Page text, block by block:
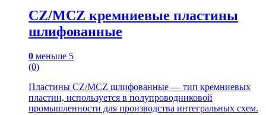
CZ/MCZ кремниевые пластины
шлифованные
0 меньше 5
(0)
Пластины CZ/MCZ шлифованные — тип кремниевых
пластин, используется в полупроводниковой
промышленности для производства интегральных схем.